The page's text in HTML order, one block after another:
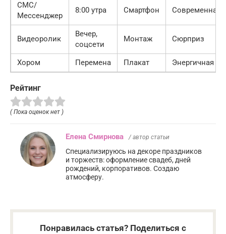
СМС/
Мессенджер
8:00 утра Смартфон Современная
Видеоролик
Вечер,
соцсети
Монтаж Сюрприз
Хором Перемена Плакат Энергичная
Рейтинг
( Пока оценок нет )
Елена Смирнова / автор статьи
Специализируюсь на декоре праздников
и торжеств: оформление свадеб, дней
рождений, корпоративов. Создаю
атмосферу.
Понравилась статья? Поделиться с